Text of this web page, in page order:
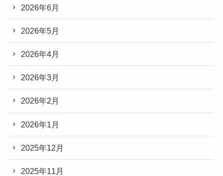
2026年6月
2026年5月
2026年4月
2026年3月
2026年2月
2026年1月
2025年12月
2025年11月